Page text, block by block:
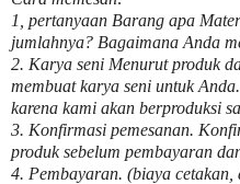
1, pertanyaan Barang apa
jumlahnya? Bagaimana Anda
2. Karya seni Menurut produk
membuat karya seni untuk
karena kami akan berproduksi
3. Konfirmasi pemesanan.
produk sebelum pembayaran
4. Pembayaran. (biaya cetakan,